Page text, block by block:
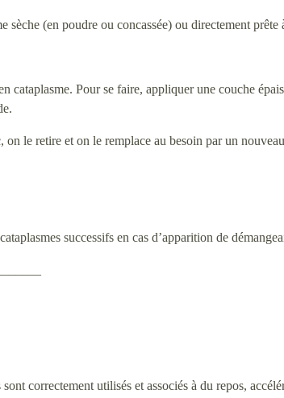
sèche (en poudre ou concassée) ou directement
cataplasme. Pour se faire, appliquer une couche
on le retire et on le remplace au besoin par un
successifs en cas d’apparition de
sont correctement utilisés et associés à du repos,